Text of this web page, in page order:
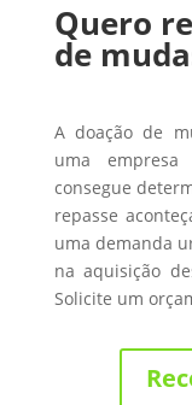
Quero
de
A doação de
uma empresa
consegue
repasse
uma demanda
na aquisição
Solicite um